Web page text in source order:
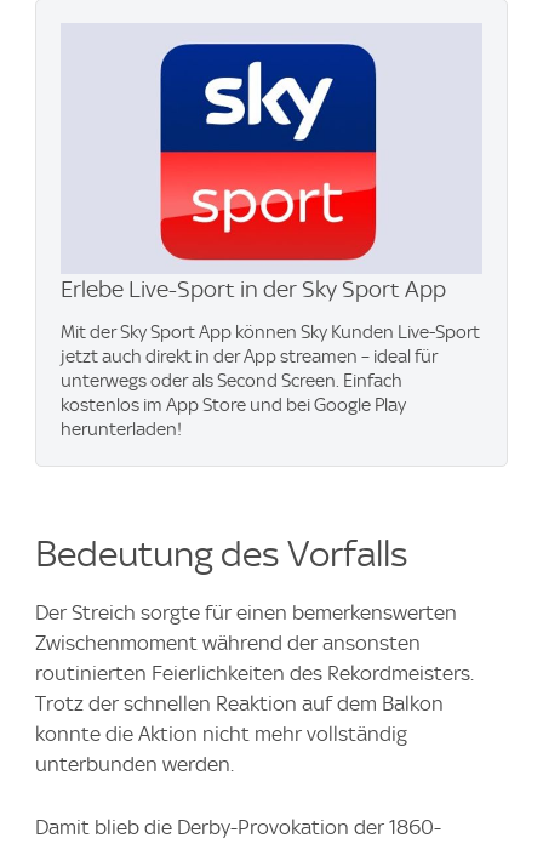
Erlebe Live-Sport in der Sky Sport App
Mit der Sky Sport App können Sky Kunden Live-Sport
jetzt auch direkt in der App streamen – ideal für
unterwegs oder als Second Screen. Einfach
kostenlos im App Store und bei Google Play
herunterladen!
Bedeutung des Vorfalls
Der Streich sorgte für einen bemerkenswerten
Zwischenmoment während der ansonsten
routinierten Feierlichkeiten des Rekordmeisters.
Trotz der schnellen Reaktion auf dem Balkon
konnte die Aktion nicht mehr vollständig
unterbunden werden.
Damit blieb die Derby-Provokation der 1860-